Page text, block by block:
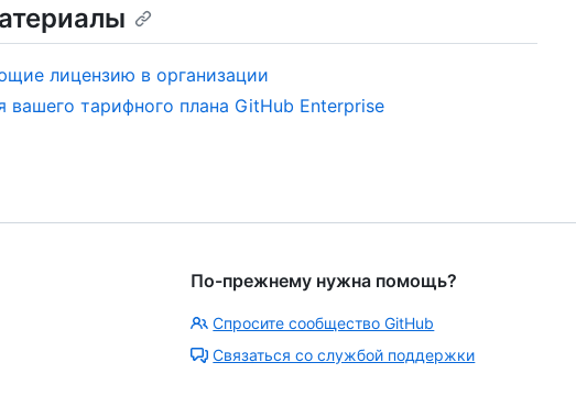
лицензию в организации
вашего тарифного плана GitHub Enterprise
По-прежнему нужна помощь?
Спросите сообщество GitHub
Связаться со службой поддержки